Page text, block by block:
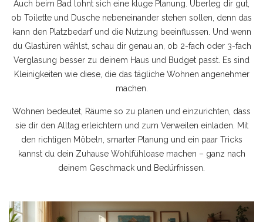
Auch beim Bad lohnt sich eine kluge Planung. Überleg dir gut,
ob Toilette und Dusche nebeneinander stehen sollen, denn das
kann den Platzbedarf und die Nutzung beeinflussen. Und wenn
du Glastüren wählst, schau dir genau an, ob 2-fach oder 3-fach
Verglasung besser zu deinem Haus und Budget passt. Es sind
Kleinigkeiten wie diese, die das tägliche Wohnen angenehmer
machen.
Wohnen bedeutet, Räume so zu planen und einzurichten, dass
sie dir den Alltag erleichtern und zum Verweilen einladen. Mit
den richtigen Möbeln, smarter Planung und ein paar Tricks
kannst du dein Zuhause Wohlfühloase machen – ganz nach
deinem Geschmack und Bedürfnissen.